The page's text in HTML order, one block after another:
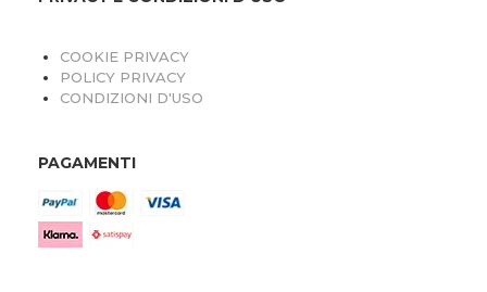
COOKIE PRIVACY
POLICY PRIVACY
CONDIZIONI D'USO
PAGAMENTI